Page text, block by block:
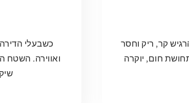
קר, ריק וחסר
חום, יוקרה
כשבעלי
ואווירה. השטח